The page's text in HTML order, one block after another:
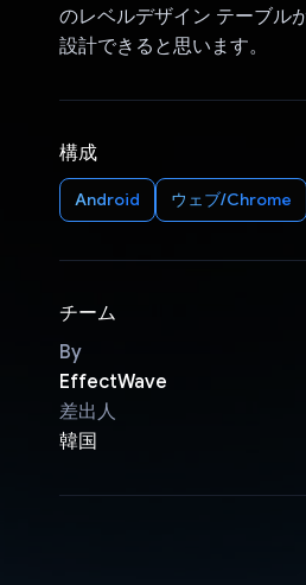
のレベルデザイン テーブル
設計できると思います。
構成
Android ウェブ/Chrome
チーム
By
EffectWave
差出人
韓国